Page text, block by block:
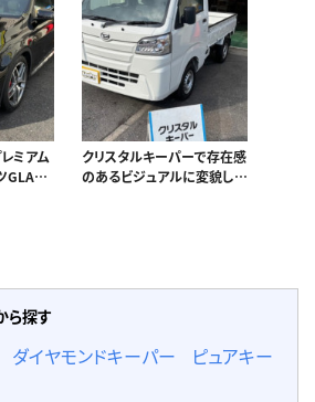
ミアム
GLAの
クリスタルキーパーで存在感
のあるビジュアルに変貌した
ら探す
ダイヤモンドキーパー
ピュアキー